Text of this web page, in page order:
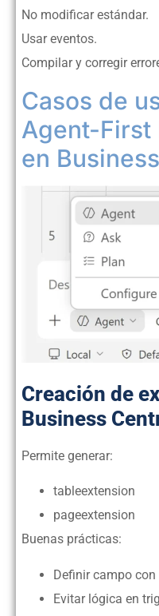
No modificar estándar.
Usar eventos.
Compilar y corregir
Casos de
Agent-First
en
Creación de
Business
Permite generar:
tableextension
pageextension
Buenas prácticas:
Definir campo
Evitar lógica en